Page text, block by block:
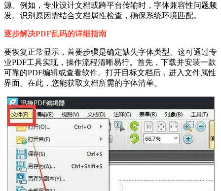
源。例如，专业设计文档或跨平台传输时，字体兼容性问题频
发。识别原因需结合文档属性检查，确保系统环境匹配。
逐步解决PDF乱码的详细指南
要恢复正常显示，首要步骤是确定缺失字体类型。这可通过专
业PDF工具实现，操作流程清晰易行。首先，下载并安装一款
可靠的PDF编辑或查看软件。打开目标文档后，进入文件属性
界面。在此，您能获取文档所需的字体清单。